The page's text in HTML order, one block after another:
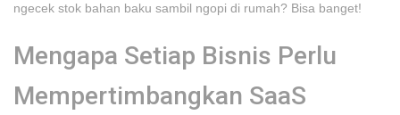
ngecek stok bahan baku sambil ngopi di rumah? Bisa banget!
Mengapa Setiap Bisnis Perlu
Mempertimbangkan SaaS